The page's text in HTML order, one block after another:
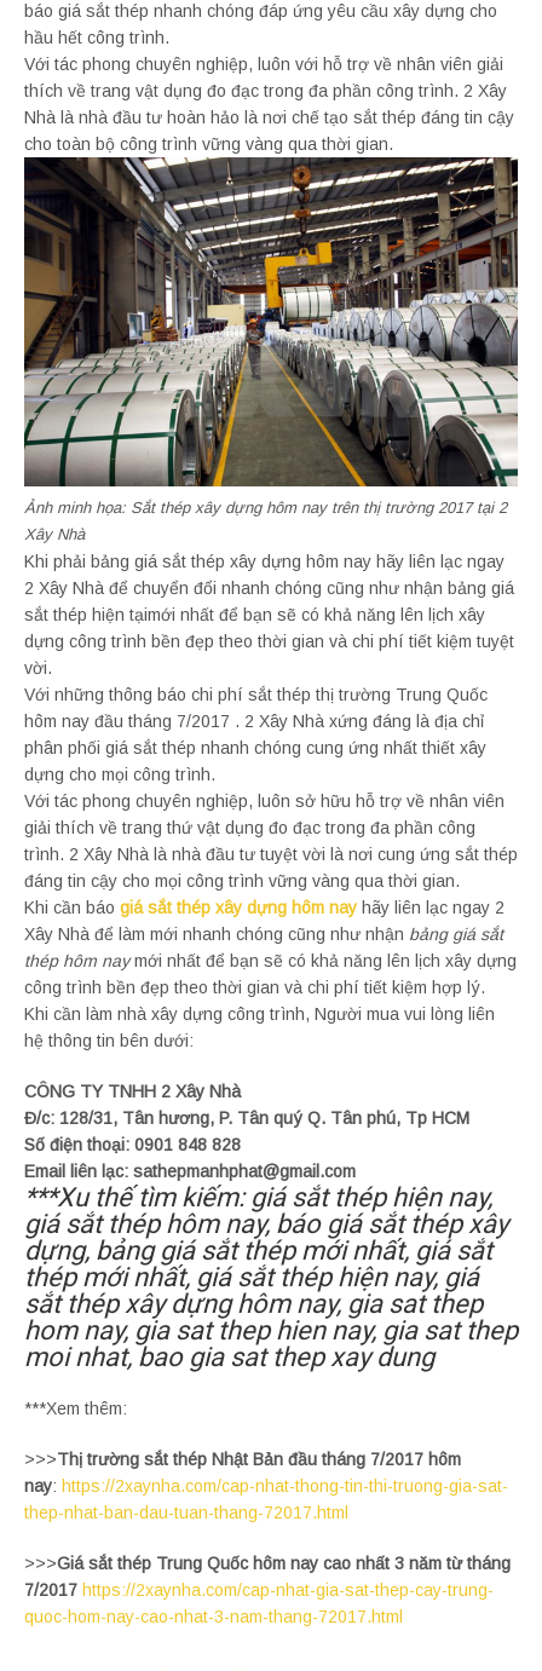
báo giá sắt thép nhanh chóng đáp ứng yêu cầu xây dựng cho
hầu hết công trình.
Với tác phong chuyên nghiệp, luôn với hỗ trợ về nhân viên giải
thích về trang vật dụng đo đạc trong đa phần công trình. 2 Xây
Nhà là nhà đầu tư hoàn hảo là nơi chế tạo sắt thép đáng tin cậy
cho toàn bộ công trình vững vàng qua thời gian.
Ảnh minh họa: Sắt thép xây dựng hôm nay trên thị trường 2017 tại 2
Xây Nhà
Khi phải bảng giá sắt thép xây dựng hôm nay hãy liên lạc ngay
2 Xây Nhà để chuyển đổi nhanh chóng cũng như nhận bảng giá
sắt thép hiện tạimới nhất để bạn sẽ có khả năng lên lịch xây
dựng công trình bền đẹp theo thời gian và chi phí tiết kiệm tuyệt
vời.
Với những thông báo chi phí sắt thép thị trường Trung Quốc
hôm nay đầu tháng 7/2017 . 2 Xây Nhà xứng đáng là địa chỉ
phân phối giá sắt thép nhanh chóng cung ứng nhất thiết xây
dựng cho mọi công trình.
Với tác phong chuyên nghiệp, luôn sở hữu hỗ trợ về nhân viên
giải thích về trang thứ vật dụng đo đạc trong đa phần công
trình. 2 Xây Nhà là nhà đầu tư tuyệt vời là nơi cung ứng sắt thép
đáng tin cậy cho mọi công trình vững vàng qua thời gian.
Khi cần báo giá sắt thép xây dựng hôm nay hãy liên lạc ngay 2
Xây Nhà để làm mới nhanh chóng cũng như nhận bảng giá sắt
thép hôm naymới nhất để bạn sẽ có khả năng lên lịch xây dựng
công trình bền đẹp theo thời gian và chi phí tiết kiệm hợp lý.
Khi cần làm nhà xây dựng công trình, Người mua vui lòng liên
hệ thông tin bên dưới:
CÔNG TY TNHH 2 Xây Nhà
Đ/c: 128/31, Tân hương, P. Tân quý Q. Tân phú, Tp HCM
Số điện thoại: 0901 848 828
Email liên lạc: sathepmanhphat@gmail.com
***Xu thế tìm kiếm: giá sắt thép hiện nay,
giá sắt thép hôm nay, báo giá sắt thép xây
dựng, bảng giá sắt thép mới nhất, giá sắt
thép mới nhất, giá sắt thép hiện nay, giá
sắt thép xây dựng hôm nay, gia sat thep
hom nay, gia sat thep hien nay, gia sat thep
moi nhat, bao gia sat thep xay dung
***Xem thêm:
>>>Thị trường sắt thép Nhật Bản đầu tháng 7/2017 hôm
nay: https://2xaynha.com/cap-nhat-thong-tin-thi-truong-gia-sat-
thep-nhat-ban-dau-tuan-thang-72017.html
>>>Giá sắt thép Trung Quốc hôm nay cao nhất 3 năm từ tháng
7/2017 https://2xaynha.com/cap-nhat-gia-sat-thep-cay-trung-
quoc-hom-nay-cao-nhat-3-nam-thang-72017.html